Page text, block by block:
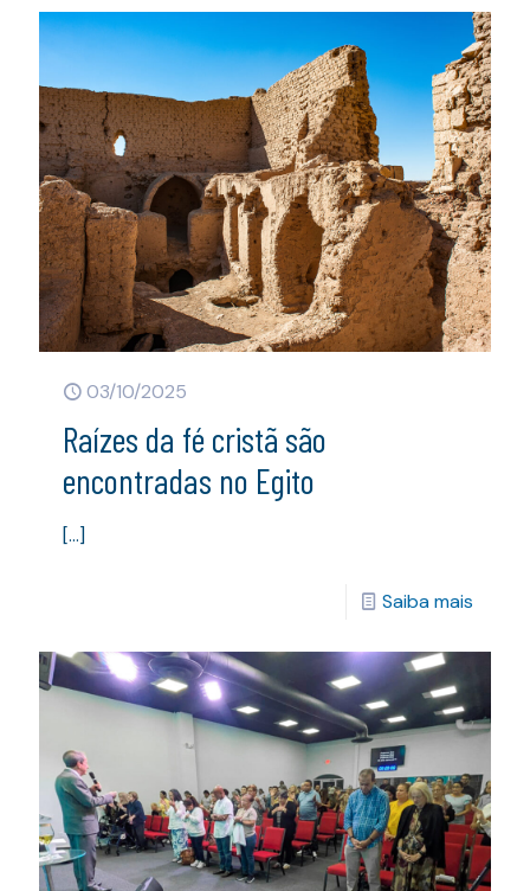
03/10/2025
Raízes da fé cristã são
encontradas no Egito
[…]
Saiba mais